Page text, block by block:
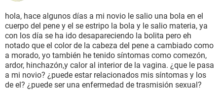
BIENESTAR
SEXUALIDAD
GLOSARIO
hola, hace algunos días a mi novio le salio una bola en el
cuerpo del pene y el se estripo la bola y le salio materia, ya
con los día se ha ido desapareciendo la bolita pero eh
notado que el color de la cabeza del pene a cambiado como
a morado, yo también he tenido síntomas como comezón,
ardor, hinchazón,y calor al interior de la vagina. ¿que le pasa
a mi novio? ¿puede estar relacionados mis síntomas y los
de el? ¿puede ser una enfermedad de trasmisión sexual?